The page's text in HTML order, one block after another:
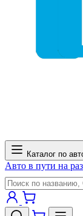
Каталог по
Авто в пути на